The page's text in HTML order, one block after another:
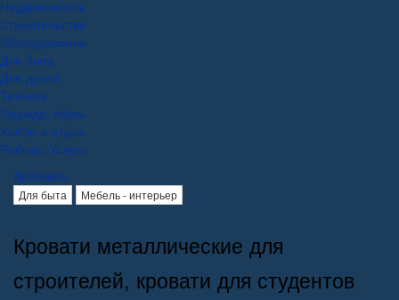
Недвижимость
Строительство
Оборудование
Для быта
Для детей
Техника
Одежда, обувь
Хобби и отдых
Работа, Услуги
Добавить
Для быта Мебель - интерьер
Кровати металлические для
строителей, кровати для студентов